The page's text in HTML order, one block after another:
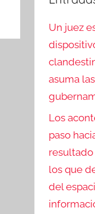
Un juez
asuma
Los
paso
los que
del